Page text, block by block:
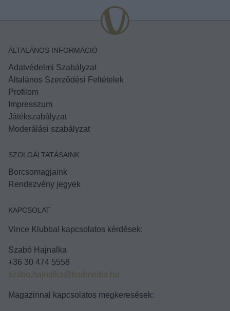
ÁLTALÁNOS INFORMÁCIÓ
Adatvédelmi Szabályzat
Általános Szerződési Feltételek
Profilom
Impresszum
Játékszabályzat
Moderálási szabályzat
SZOLGÁLTATÁSAINK
Borcsomagjaink
Rendezvény jegyek
KAPCSOLAT
Vince Klubbal kapcsolatos kérdések:
Szabó Hajnalka
+36 30 474 5558
szabo.hajnalka@kodmedia.hu
Magazinnal kapcsolatos megkeresések: